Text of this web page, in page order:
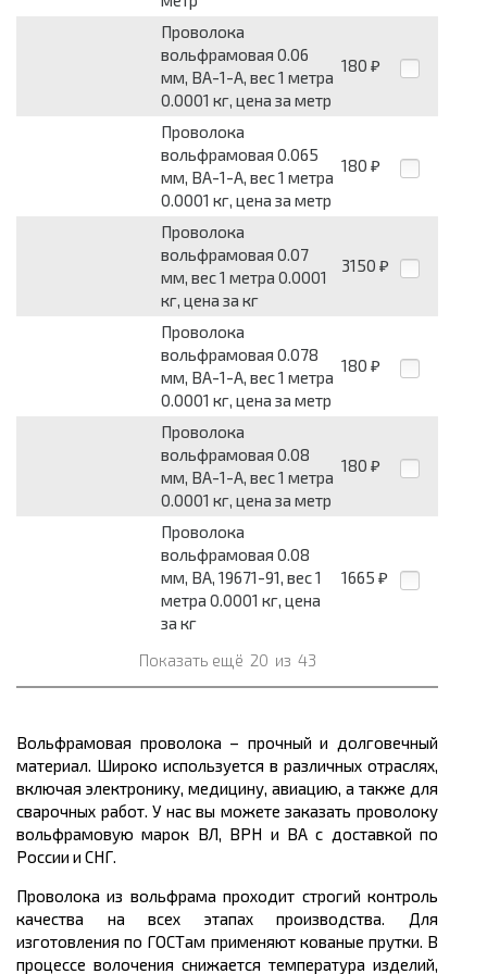
Проволока
вольфрамовая 0.06
мм, ВА-1-А, вес 1 метра
0.0001 кг, цена за метр
180 ₽
Проволока
вольфрамовая 0.065
мм, ВА-1-А, вес 1 метра
0.0001 кг, цена за метр
180 ₽
Проволока
вольфрамовая 0.07
мм, вес 1 метра 0.0001
кг, цена за кг
3150 ₽
Проволока
вольфрамовая 0.078
мм, ВА-1-А, вес 1 метра
0.0001 кг, цена за метр
180 ₽
Проволока
вольфрамовая 0.08
мм, ВА-1-А, вес 1 метра
0.0001 кг, цена за метр
180 ₽
Проволока
вольфрамовая 0.08
мм, ВА, 19671-91, вес 1
метра 0.0001 кг, цена
за кг
1665 ₽
Показать ещё 20 из 43
Вольфрамовая проволока – прочный и долговечный
материал. Широко используется в различных отраслях,
включая электронику, медицину, авиацию, а также для
сварочных работ. У нас вы можете заказать проволоку
вольфрамовую марок ВЛ, ВРН и ВА с доставкой по
России и СНГ.
Проволока из вольфрама проходит строгий контроль
качества на всех этапах производства. Для
изготовления по ГОСТам применяют кованые прутки. В
процессе волочения снижается температура изделий,